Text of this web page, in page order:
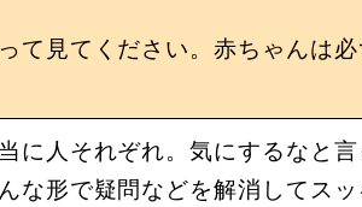
て見てください。赤ちゃんは
に人それぞれ。気にするなと
な形で疑問などを解消してスッ